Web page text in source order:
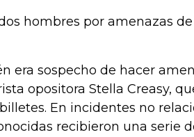
hombres por amenazas
era sospecho de hacer
opositora Stella Creasy,
En incidentes no
recibieron una serie